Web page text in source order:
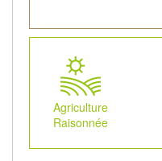
Agriculture
Raisonnée